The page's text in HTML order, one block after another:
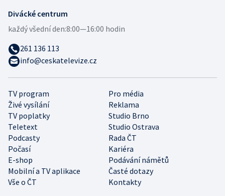
TV program
Pro média
Živé vysílání
Reklama
TV poplatky
Studio Brno
Teletext
Studio Ostrava
Podcasty
Rada ČT
Počasí
Kariéra
E-shop
Podávání námětů
Mobilní a TV aplikace
Časté dotazy
Vše o ČT
Kontakty
Divácké centrum
každý všední den:8:00—16:00 hodin
261 136 113
info@ceskatelevize.cz